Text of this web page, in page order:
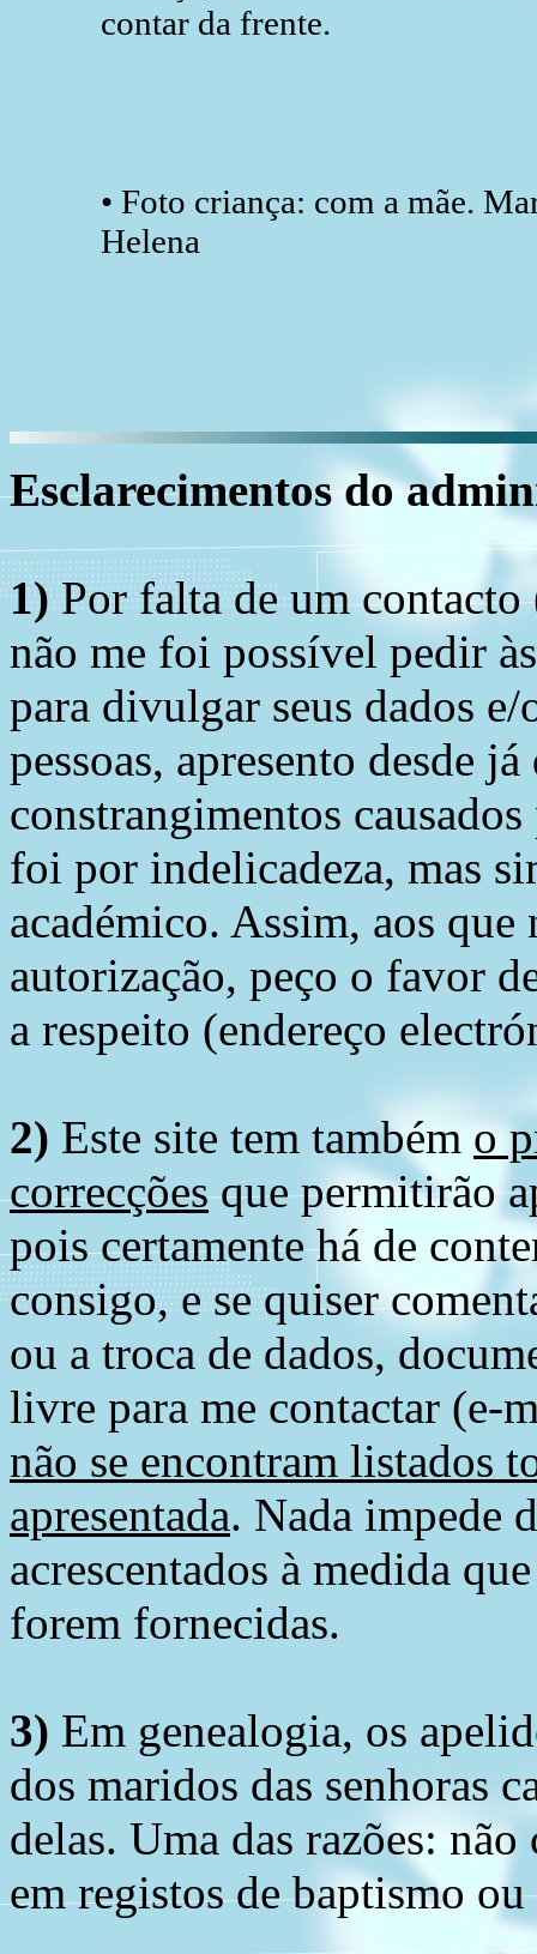
contar da frente.
• Foto criança: com a mãe.
Helena
Esclarecimentos do
1) Por falta de um
não me foi possível pedir
para divulgar seus dados
pessoas, apresento desde
constrangimentos
foi por indelicadeza, mas
académico. Assim, aos
autorização, peço o favor
a respeito (endereço
2) Este site tem também o
correcçõesque permitirão
pois certamente há de
consigo, e se quiser
ou a troca de dados,
livre para me contactar (e-
não se encontram listados
apresentada. Nada impede
acrescentados à medida
forem fornecidas.
3) Em genealogia, os
dos maridos das senhoras
delas. Uma das razões:
em registos de baptismo